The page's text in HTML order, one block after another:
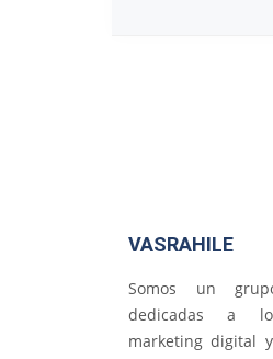
VASRAHILE
Somos un
dedicadas a
marketing digital